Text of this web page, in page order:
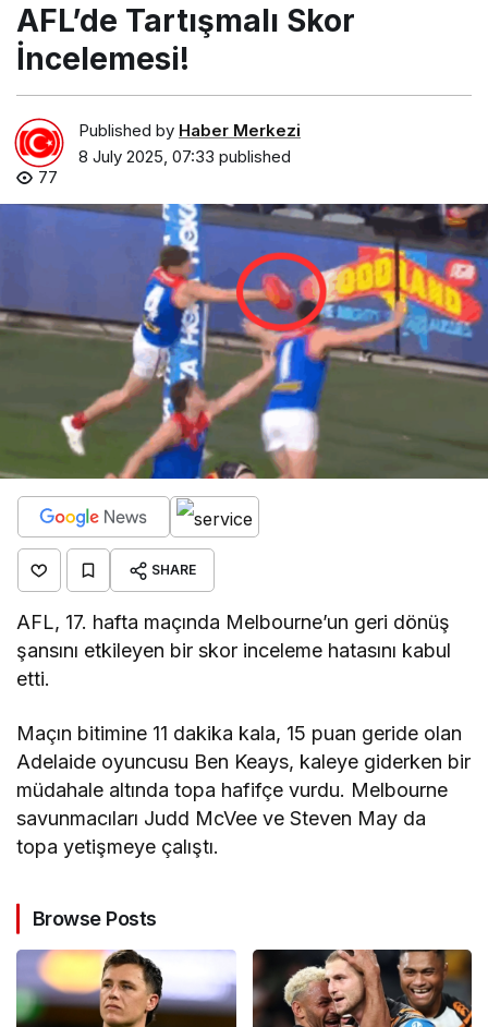
AFL’de Tartışmalı Skor
İncelemesi!
Published by Haber Merkezi
8 July 2025, 07:33 published
77
SHARE
AFL, 17. hafta maçında Melbourne’un geri dönüş
şansını etkileyen bir skor inceleme hatasını kabul
etti.
Maçın bitimine 11 dakika kala, 15 puan geride olan
Adelaide oyuncusu Ben Keays, kaleye giderken bir
müdahale altında topa hafifçe vurdu. Melbourne
savunmacıları Judd McVee ve Steven May da
topa yetişmeye çalıştı.
Browse Posts